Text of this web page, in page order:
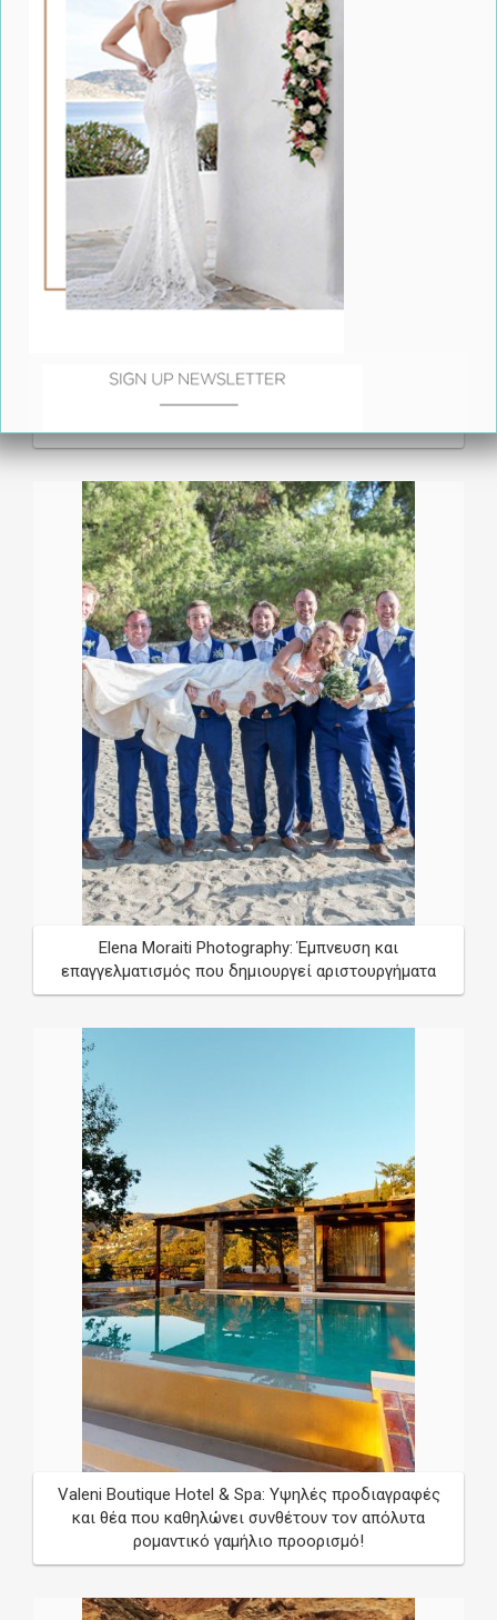
Γαμήλιο Ταξίδι Σρι Λάνκα - Μαλδίβες με τη Versus
Travel: Σαν ναυαγοί σα Ροβινσώνες σε ένα
Elena Moraiti Photography: Έμπνευση και
επαγγελματισμός που δημιουργεί αριστουργήματα
Valeni Boutique Hotel & Spa: Υψηλές προδιαγραφές
και θέα που καθηλώνει συνθέτουν τον απόλυτα
ρομαντικό γαμήλιο προορισμό!
*required
Wedding Date
/